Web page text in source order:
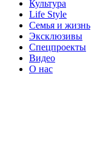
Культура
Life Style
Семья и жизнь
Эксклюзивы
Спецпроекты
Видео
О нас